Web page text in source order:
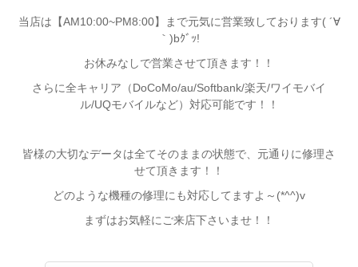
当店は【AM10:00~PM8:00】まで元気に営業致しております( ´∀
｀)bｸﾞｯ!
お休みなしで営業させて頂きます！！
さらに全キャリア（DoCoMo/au/Softbank/楽天/ワイモバイ
ル/UQモバイルなど）対応可能です！！
皆様の大切なデータは全てそのままの状態で、元通りに修理さ
せて頂きます！！
どのような機種の修理にも対応してますよ～(*^^)v
まずはお気軽にご来店下さいませ！！